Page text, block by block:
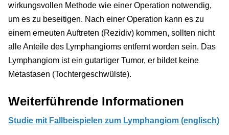
wirkungsvollen Methode wie einer Operation notwendig,
um es zu beseitigen. Nach einer Operation kann es zu
einem erneuten Auftreten (Rezidiv) kommen, sollten nicht
alle Anteile des Lymphangioms entfernt worden sein. Das
Lymphangiom ist ein gutartiger Tumor, er bildet keine
Metastasen (Tochtergeschwülste).
Weiterführende Informationen
Studie mit Fallbeispielen zum Lymphangiom (englisch)